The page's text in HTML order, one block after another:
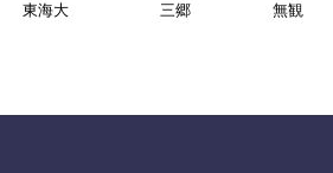
東海大 三郷 無観